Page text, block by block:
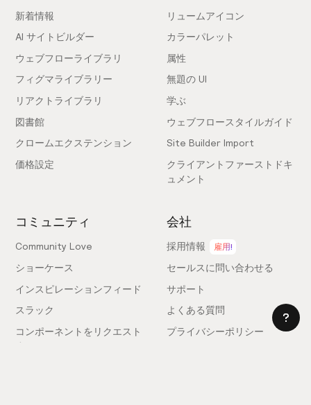
新着情報
AI サイトビルダー
ウェブフローライブラリ
フィグマライブラリー
リアクトライブラリ
図書館
クロームエクステンション
価格設定
リュームアイコン
カラーパレット
属性
無題の UI
学ぶ
ウェブフロースタイルガイド
Site Builder Import
クライアントファーストドキ
ュメント
コミュニティ
Community Love
ショーケース
インスピレーションフィード
スラック
コンポーネントをリクエスト
する
会社
採用情報 雇用!
セールスに問い合わせる
サポート
よくある質問
プライバシーポリシー